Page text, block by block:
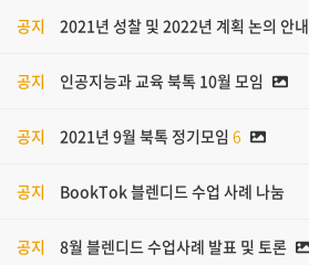
공지 2021년 성찰 및 2022년 계획 논의 안내
공지 인공지능과 교육 북톡 10월 모임
공지 2021년 9월 북톡 정기모임 6
공지 BookTok 블렌디드 수업 사례 나눔
공지 8월 블렌디드 수업사례 발표 및 토론